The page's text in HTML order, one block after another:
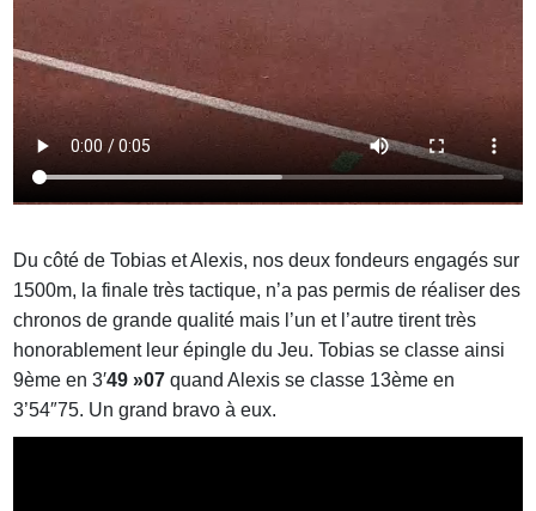
Du côté de Tobias et Alexis, nos deux fondeurs engagés sur
1500m, la finale très tactique, n’a pas permis de réaliser des
chronos de grande qualité mais l’un et l’autre tirent très
honorablement leur épingle du Jeu. Tobias se classe ainsi
9ème en 3′49 »07 quand Alexis se classe 13ème en
3’54″75. Un grand bravo à eux.